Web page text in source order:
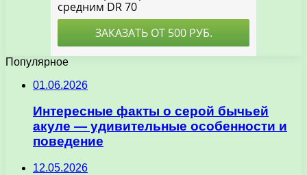
Популярное
01.06.2026
Интересные факты о серой бычьей
акуле — удивительные особенности и
поведение
12.05.2026